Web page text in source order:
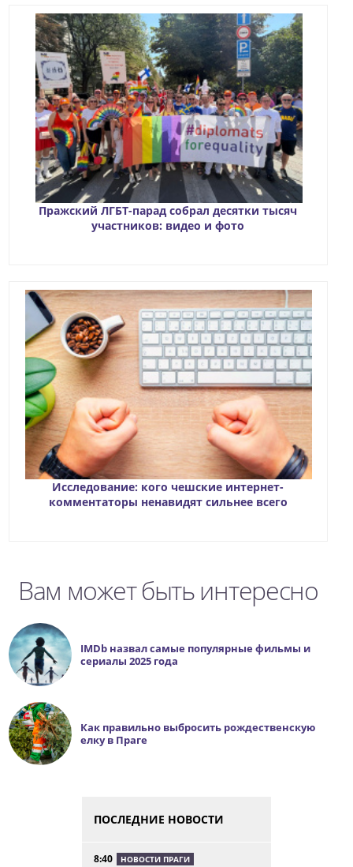
Пражский ЛГБТ-парад собрал десятки тысяч
участников: видео и фото
Исследование: кого чешские интернет-
комментаторы ненавидят сильнее всего
Вам может быть интересно
IMDb назвал самые популярные фильмы и
сериалы 2025 года
Как правильно выбросить рождественскую
елку в Праге
ПОСЛЕДНИЕ НОВОСТИ
8:40 НОВОСТИ ПРАГИ